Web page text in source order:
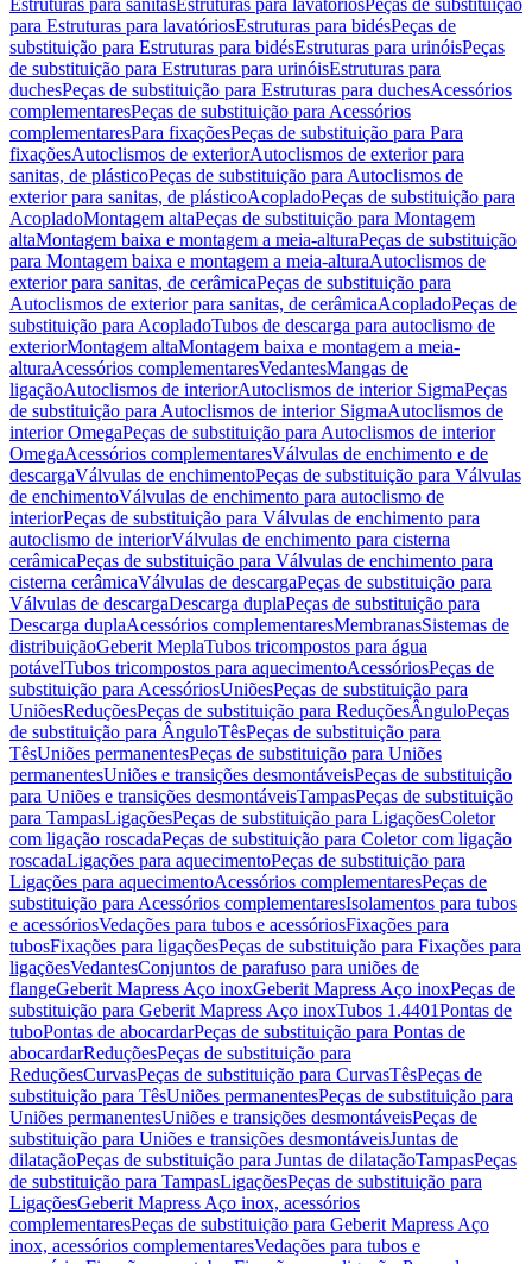
Estruturas para sanitasEstruturas para lavatóriosPeças de substituição
para Estruturas para lavatóriosEstruturas para bidésPeças de
substituição para Estruturas para bidésEstruturas para urinóisPeças
de substituição para Estruturas para urinóisEstruturas para
duchesPeças de substituição para Estruturas para duchesAcessórios
complementaresPeças de substituição para Acessórios
complementaresPara fixaçõesPeças de substituição para Para
fixaçõesAutoclismos de exteriorAutoclismos de exterior para
sanitas, de plásticoPeças de substituição para Autoclismos de
exterior para sanitas, de plásticoAcopladoPeças de substituição para
AcopladoMontagem altaPeças de substituição para Montagem
altaMontagem baixa e montagem a meia-alturaPeças de substituição
para Montagem baixa e montagem a meia-alturaAutoclismos de
exterior para sanitas, de cerâmicaPeças de substituição para
Autoclismos de exterior para sanitas, de cerâmicaAcopladoPeças de
substituição para AcopladoTubos de descarga para autoclismo de
exteriorMontagem altaMontagem baixa e montagem a meia-
alturaAcessórios complementaresVedantesMangas de
ligaçãoAutoclismos de interiorAutoclismos de interior SigmaPeças
de substituição para Autoclismos de interior SigmaAutoclismos de
interior OmegaPeças de substituição para Autoclismos de interior
OmegaAcessórios complementaresVálvulas de enchimento e de
descargaVálvulas de enchimentoPeças de substituição para Válvulas
de enchimentoVálvulas de enchimento para autoclismo de
interiorPeças de substituição para Válvulas de enchimento para
autoclismo de interiorVálvulas de enchimento para cisterna
cerâmicaPeças de substituição para Válvulas de enchimento para
cisterna cerâmicaVálvulas de descargaPeças de substituição para
Válvulas de descargaDescarga duplaPeças de substituição para
Descarga duplaAcessórios complementaresMembranasSistemas de
distribuiçãoGeberit MeplaTubos tricompostos para água
potávelTubos tricompostos para aquecimentoAcessóriosPeças de
substituição para AcessóriosUniõesPeças de substituição para
UniõesReduçõesPeças de substituição para ReduçõesÂnguloPeças
de substituição para ÂnguloTêsPeças de substituição para
TêsUniões permanentesPeças de substituição para Uniões
permanentesUniões e transições desmontáveisPeças de substituição
para Uniões e transições desmontáveisTampasPeças de substituição
para TampasLigaçõesPeças de substituição para LigaçõesColetor
com ligação roscadaPeças de substituição para Coletor com ligação
roscadaLigações para aquecimentoPeças de substituição para
Ligações para aquecimentoAcessórios complementaresPeças de
substituição para Acessórios complementaresIsolamentos para tubos
e acessóriosVedações para tubos e acessóriosFixações para
tubosFixações para ligaçõesPeças de substituição para Fixações para
ligaçõesVedantesConjuntos de parafuso para uniões de
flangeGeberit Mapress Aço inoxGeberit Mapress Aço inoxPeças de
substituição para Geberit Mapress Aço inoxTubos 1.4401Pontas de
tuboPontas de abocardarPeças de substituição para Pontas de
abocardarReduçõesPeças de substituição para
ReduçõesCurvasPeças de substituição para CurvasTêsPeças de
substituição para TêsUniões permanentesPeças de substituição para
Uniões permanentesUniões e transições desmontáveisPeças de
substituição para Uniões e transições desmontáveisJuntas de
dilataçãoPeças de substituição para Juntas de dilataçãoTampasPeças
de substituição para TampasLigaçõesPeças de substituição para
LigaçõesGeberit Mapress Aço inox, acessórios
complementaresPeças de substituição para Geberit Mapress Aço
inox, acessórios complementaresVedações para tubos e